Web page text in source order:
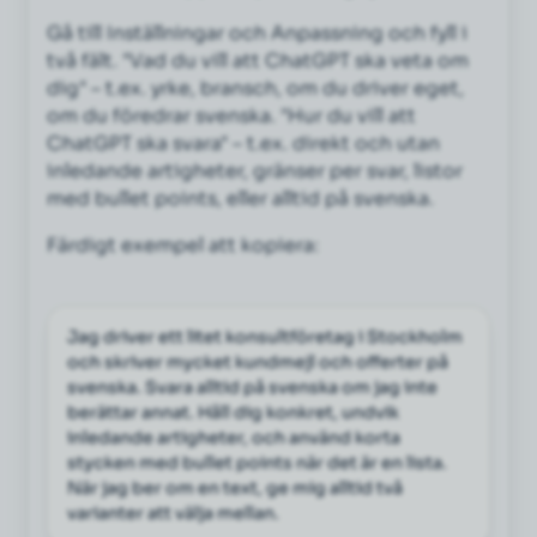
Gå till Inställningar och Anpassning och fyll i
två fält. "Vad du vill att ChatGPT ska veta om
dig" – t.ex. yrke, bransch, om du driver eget,
om du föredrar svenska. "Hur du vill att
ChatGPT ska svara" – t.ex. direkt och utan
inledande artigheter, gränser per svar, listor
med bullet points, eller alltid på svenska.
Färdigt exempel att kopiera:
Jag driver ett litet konsultföretag i Stockholm
och skriver mycket kundmejl och offerter på
svenska. Svara alltid på svenska om jag inte
berättar annat. Håll dig konkret, undvik
inledande artigheter, och använd korta
stycken med bullet points när det är en lista.
När jag ber om en text, ge mig alltid två
varianter att välja mellan.